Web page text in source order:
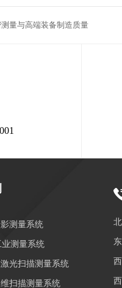
量与高端装备制造质量
测量系统
业测量系统
光扫描测量系统
扫描测量系统